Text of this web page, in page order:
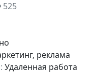
525
реклама
Удаленная работа